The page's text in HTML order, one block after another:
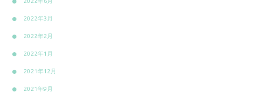
2022年3月
2022年2月
2022年1月
2021年12月
2021年9月